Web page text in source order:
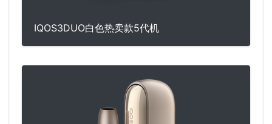
IQOS3DUO白色热卖款5代机